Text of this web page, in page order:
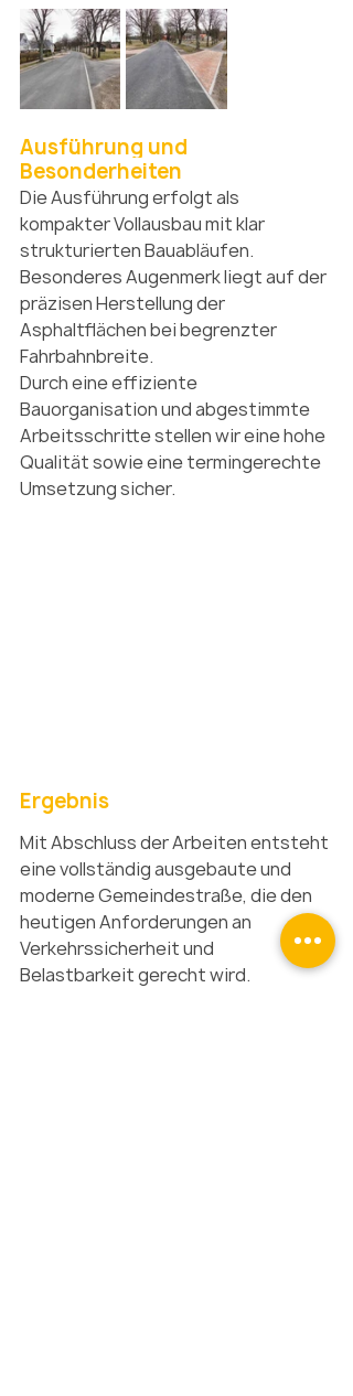
Ausführung und
Besonderheiten
Die Ausführung erfolgt als
kompakter Vollausbau mit klar
strukturierten Bauabläufen.
Besonderes Augenmerk liegt auf der
präzisen Herstellung der
Asphaltflächen bei begrenzter
Fahrbahnbreite.
Durch eine effiziente
Bauorganisation und abgestimmte
Arbeitsschritte stellen wir eine hohe
Qualität sowie eine termingerechte
Umsetzung sicher.
Ergebnis
Mit Abschluss der Arbeiten entsteht
eine vollständig ausgebaute und
moderne Gemeindestraße, die den
heutigen Anforderungen an
Verkehrssicherheit und
Belastbarkeit gerecht wird.